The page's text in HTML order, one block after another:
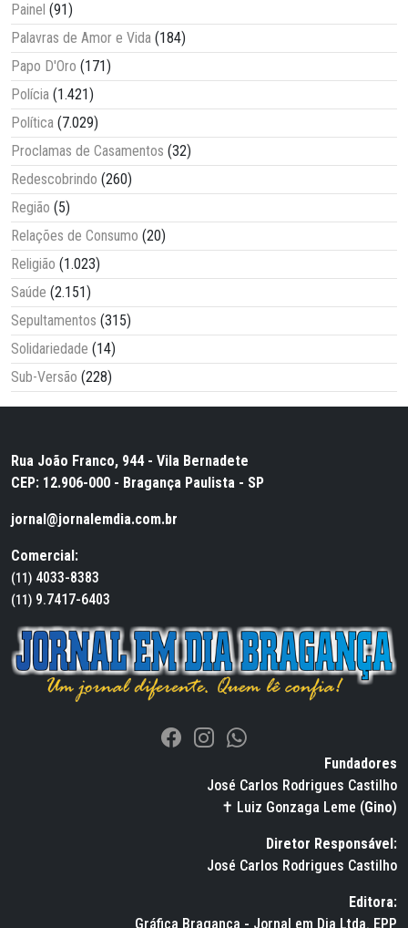
Painel (91)
Palavras de Amor e Vida (184)
Papo D'Oro (171)
Polícia (1.421)
Política (7.029)
Proclamas de Casamentos (32)
Redescobrindo (260)
Região (5)
Relações de Consumo (20)
Religião (1.023)
Saúde (2.151)
Sepultamentos (315)
Solidariedade (14)
Sub-Versão (228)
Rua João Franco, 944 - Vila Bernadete
CEP: 12.906-000 - Bragança Paulista - SP
jornal@jornalemdia.com.br
Comercial:
(11) 4033-8383
(11) 9.7417-6403
Fundadores
José Carlos Rodrigues Castilho
✝ Luiz Gonzaga Leme (Gino)
Diretor Responsável:
José Carlos Rodrigues Castilho
Editora:
Gráfica Bragança - Jornal em Dia Ltda. EPP